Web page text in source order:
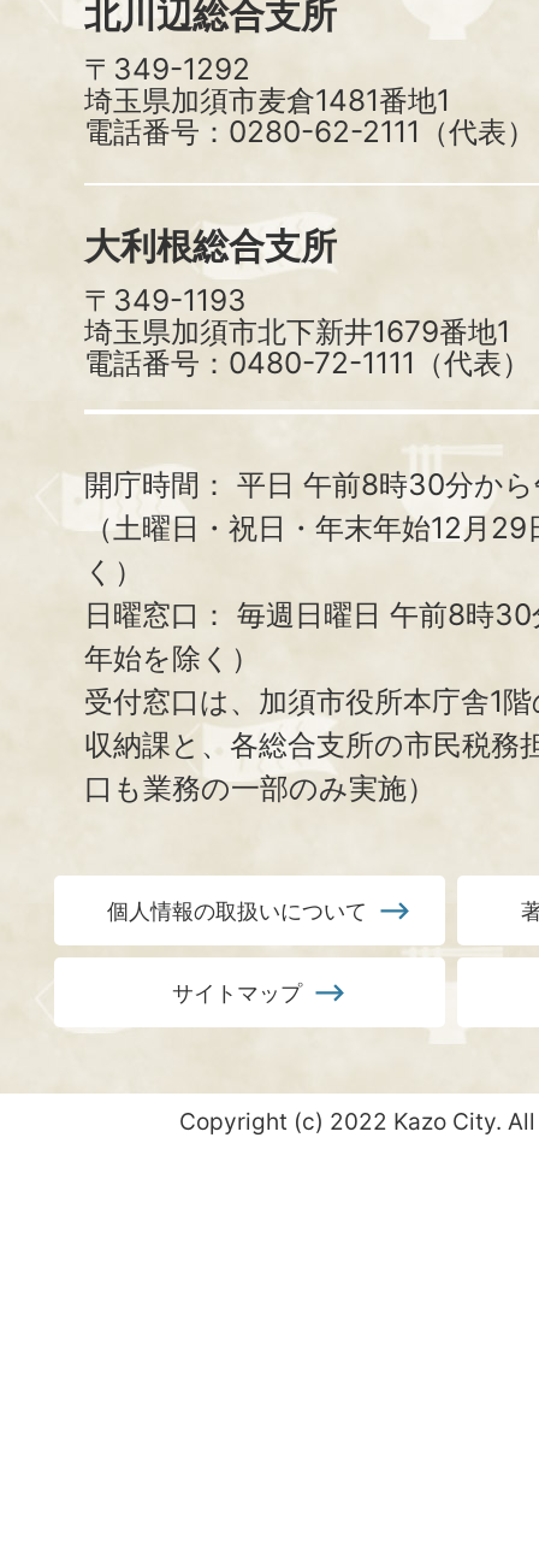
北川辺総合支所
〒349-1292
埼玉県加須市麦倉1481番地1
電話番号：0280-62-2111（代表）
大利根総合支所
〒349-1193
埼玉県加須市北下新井1679番地1
電話番号：0480-72-1111（代表）
開庁時間： 平日 午前8時30分か
（土曜日・祝日・年末年始12月
く）
日曜窓口： 毎週日曜日 午前8時
年始を除く）
受付窓口は、加須市役所本庁舎1
収納課と、 各総合支所の市民税務
口も業務の一部のみ実施）
個人情報の取扱いについて
サイトマップ
Copyright (c) 2022 Kazo City.